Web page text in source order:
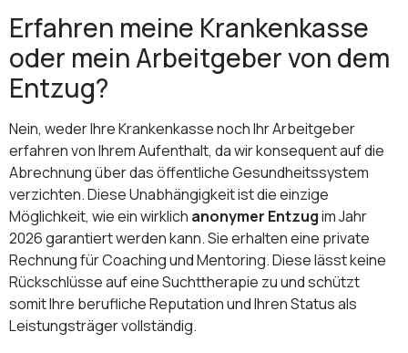
Erfahren meine Krankenkasse
oder mein Arbeitgeber von dem
Entzug?
Nein, weder Ihre Krankenkasse noch Ihr Arbeitgeber
erfahren von Ihrem Aufenthalt, da wir konsequent auf die
Abrechnung über das öffentliche Gesundheitssystem
verzichten. Diese Unabhängigkeit ist die einzige
Möglichkeit, wie ein wirklich anonymer Entzugim Jahr
2026 garantiert werden kann. Sie erhalten eine private
Rechnung für Coaching und Mentoring. Diese lässt keine
Rückschlüsse auf eine Suchttherapie zu und schützt
somit Ihre berufliche Reputation und Ihren Status als
Leistungsträger vollständig.